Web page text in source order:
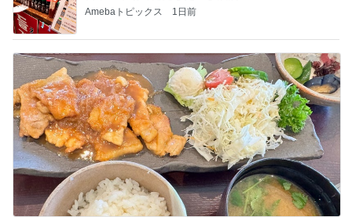
Amebaトピックス 1日前